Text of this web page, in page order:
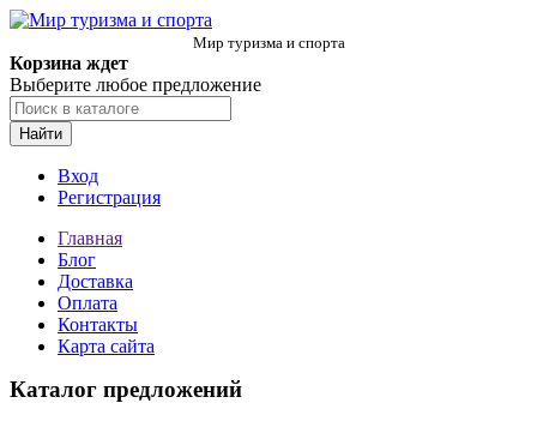
Мир туризма и спорта
Корзина ждет
Выберите любое предложение
Найти
Вход
Регистрация
Главная
Блог
Доставка
Оплата
Контакты
Карта сайта
Каталог предложений